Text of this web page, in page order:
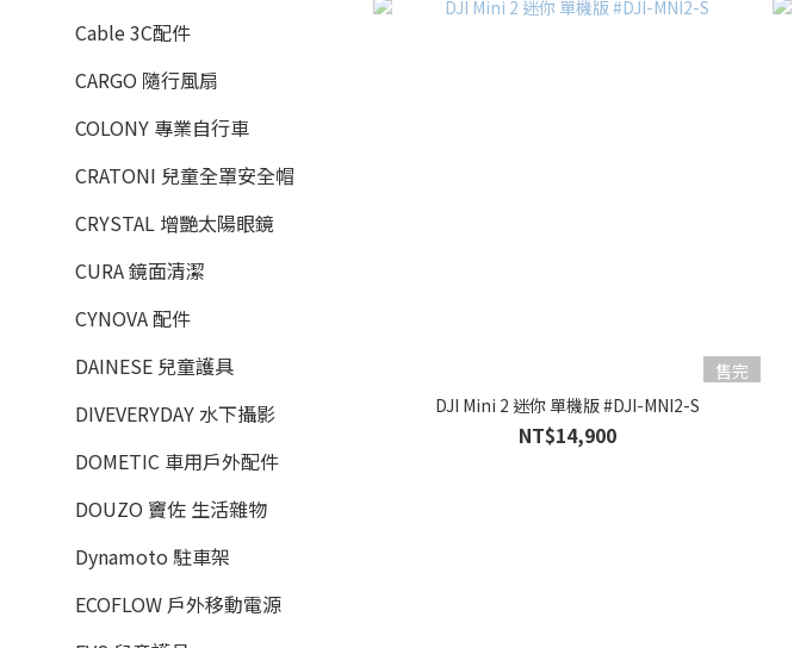
Cable 3C配件
CARGO 隨行風扇
COLONY 專業自行車
CRATONI 兒童全罩安全帽
CRYSTAL 增艷太陽眼鏡
CURA 鏡面清潔
CYNOVA 配件
DAINESE 兒童護具
DIVEVERYDAY 水下攝影
DOMETIC 車用戶外配件
DOUZO 竇佐 生活雜物
Dynamoto 駐車架
ECOFLOW 戶外移動電源
售完
DJI Mini 2 迷你 單機版 #DJI-MNI2-S
NT$14,900